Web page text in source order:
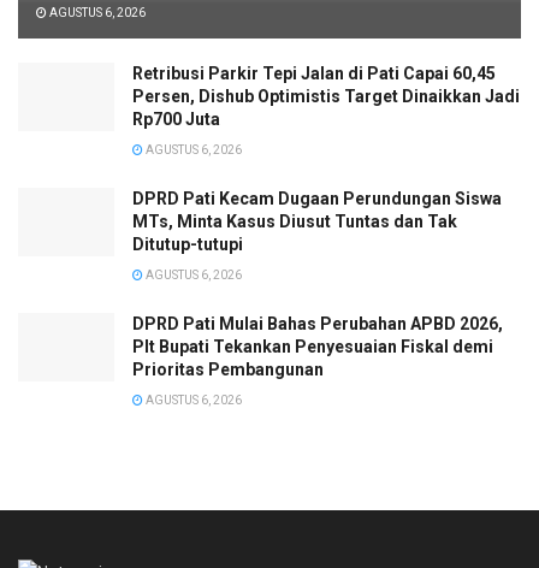
AGUSTUS 6, 2026
Retribusi Parkir Tepi Jalan di Pati Capai 60,45
Persen, Dishub Optimistis Target Dinaikkan Jadi
Rp700 Juta
AGUSTUS 6, 2026
DPRD Pati Kecam Dugaan Perundungan Siswa
MTs, Minta Kasus Diusut Tuntas dan Tak
Ditutup-tutupi
AGUSTUS 6, 2026
DPRD Pati Mulai Bahas Perubahan APBD 2026,
Plt Bupati Tekankan Penyesuaian Fiskal demi
Prioritas Pembangunan
AGUSTUS 6, 2026